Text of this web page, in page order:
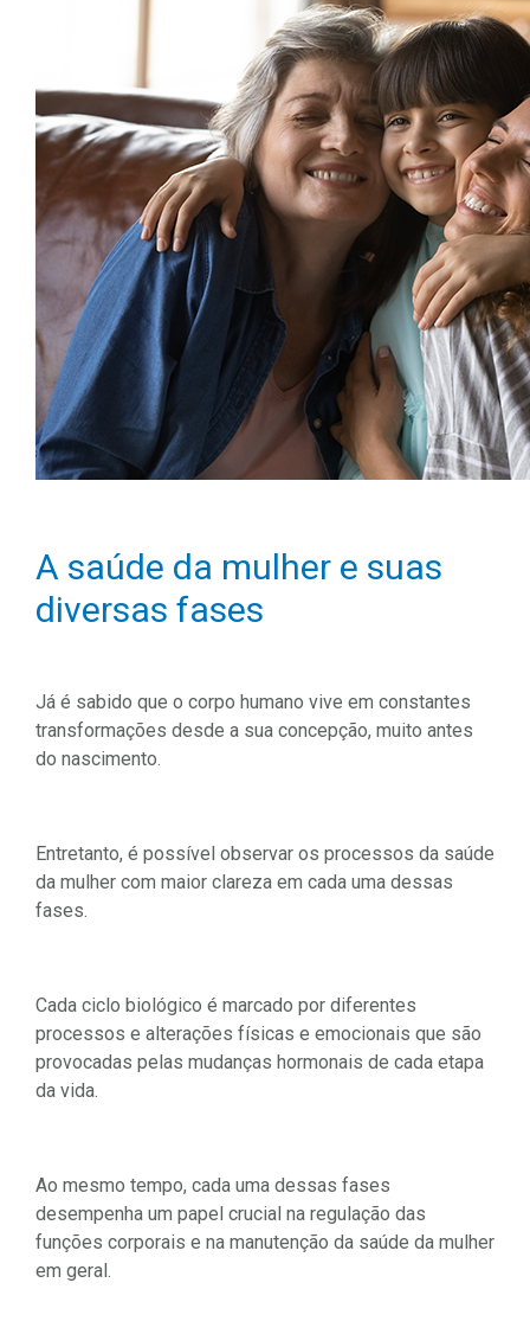
A saúde da mulher e suas
diversas fases
Já é sabido que o corpo humano vive em constantes
transformações desde a sua concepção, muito antes
do nascimento.
Entretanto, é possível observar os processos da saúde
da mulher com maior clareza em cada uma dessas
fases.
Cada ciclo biológico é marcado por diferentes
processos e alterações físicas e emocionais que são
provocadas pelas mudanças hormonais de cada etapa
da vida.
Ao mesmo tempo, cada uma dessas fases
desempenha um papel crucial na regulação das
funções corporais e na manutenção da saúde da mulher
em geral.